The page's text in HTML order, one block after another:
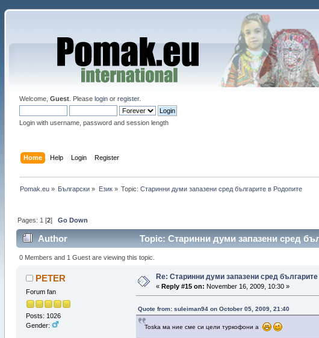
Welcome, Guest. Please loginor register.
Login with username, password and session length
Home Help Login Register
Pomak.eu» Български » Eзик» Topic: Старинни думи запазени сред българите в Родопите
Pages: 1 [2] Go Down
Author Topic: Старинни думи запазени сред
0 Members and 1 Guest are viewing this topic.
PETER
Forum fan
Posts: 1026
Gender:
Re: Старинни думи запазени сред
« Reply #15 on: November 16, 2009, 10:30 »
Quote from: suleiman94 on October 05, 2009, 21:40
Toska ма ние сме си цели туркофони а